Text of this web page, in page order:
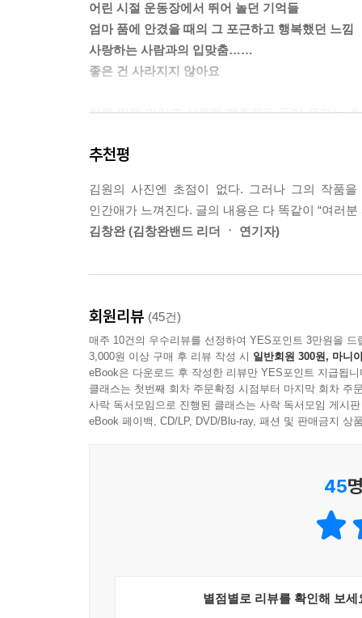
때론 “낭만이 밥 멕여주냐?”며 허공에 대고 소리
사랑하는 사람에게 그 터질 것 같은 마음을 전하는
사랑하는 사람에게 헤어지자고 말하는 일.
어디론가 떠나고 싶은 욕구를 잠재우는 일.
우리가 불멸의 존재가 아니라는 사실을 인정하는
따지고 보니, 이런저런 어려움들이 참 많구나 싶었
그러나 저 많은 어려움들을 잘 견뎌내며 살아가고
어린 시절 운동장에서 뛰어 놀던 기억들
엄마 품에 안겼을 때의 그 포근하고 행복했던 느낌
사랑하는 사람과의 입맞춤……
좋은 건 사라지지 않아요
하루 일을 마치고 시원한 맥주잔을 들어 올리는
당신만이 알고 있는 그 소중한 이야기들, 당신이
자유로운 영혼의 소유자인 김원의 글은 쳇바퀴
묻어나는 질문들을 던지면서 반복되는 일상 속에
오롯이 나를 위한 시간 보내기, 묻지도, 따지지도
피어오르는 웃음꽃을 닮았다.
김원의 작은 이야기들은 지치고 짜증나고 내 맘
어려움, 이메일보다는 손편지, 식상함보다는 신
하루의 소중함을 다시 느끼게 될 것이다.
추천평
김원의 사진엔 초점이 없다. 그러나 그의 작품
인간애가 느껴진다. 글의 내용은 다 똑같이 “여러분
김창완 (김창완밴드 리더 ㆍ 연기자)
회원리뷰 (45건)
매주 10건의 우수리뷰를 선정하여 YES포인트 3만원을 드
3,000원 이상 구매 후 리뷰 작성 시 일반회원 300원, 마니
eBook은 다운로드 후 작성한 리뷰만 YES포인트 지급됩니
클래스는 첫번째 회차 주문확정 시점부터 마지막 회차 주
사락 독서모임으로 진행된 클래스는 사락 독서모임 게시
eBook 페이백, CD/LP, DVD/Blu-ray, 패션 및 판매금지 상
45
별점별로 리뷰를 확인해 보세